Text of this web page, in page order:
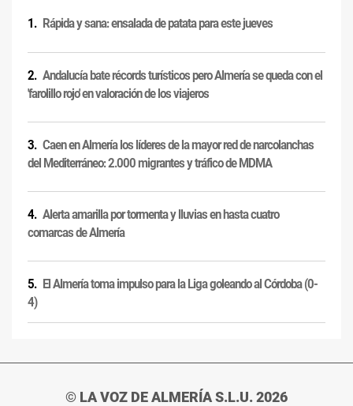
Rápida y sana: ensalada de patata para este jueves
Andalucía bate récords turísticos pero Almería se queda con el
'farolillo rojo' en valoración de los viajeros
Caen en Almería los líderes de la mayor red de narcolanchas
del Mediterráneo: 2.000 migrantes y tráfico de MDMA
Alerta amarilla por tormenta y lluvias en hasta cuatro
comarcas de Almería
El Almería toma impulso para la Liga goleando al Córdoba (0-
4)
© LA VOZ DE ALMERÍA S.L.U. 2026